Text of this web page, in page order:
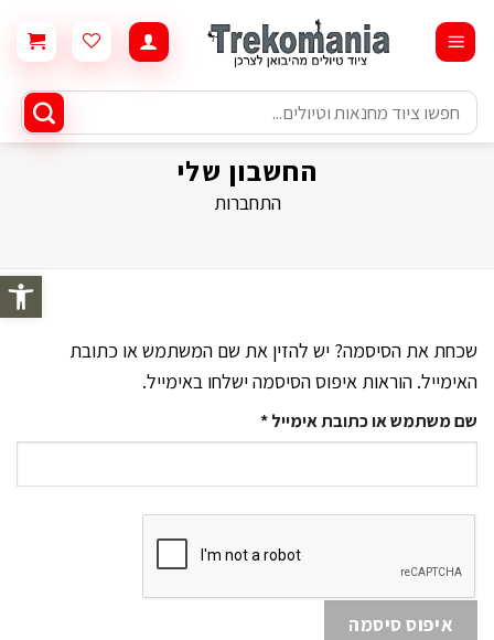
פתח
content
חיפוש
עבור:
החשבון שלי
התחברות
שכחת את הסיסמה? יש להזין את שם המשתמש או כתובת
האימייל. הוראות איפוס הסיסמה ישלחו באימייל.
שם משתמש או כתובת אימייל*חובה
איפוס סיסמה